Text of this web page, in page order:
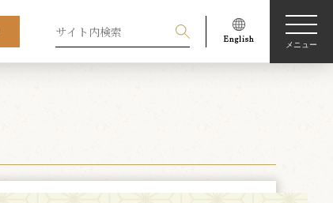
メニュー